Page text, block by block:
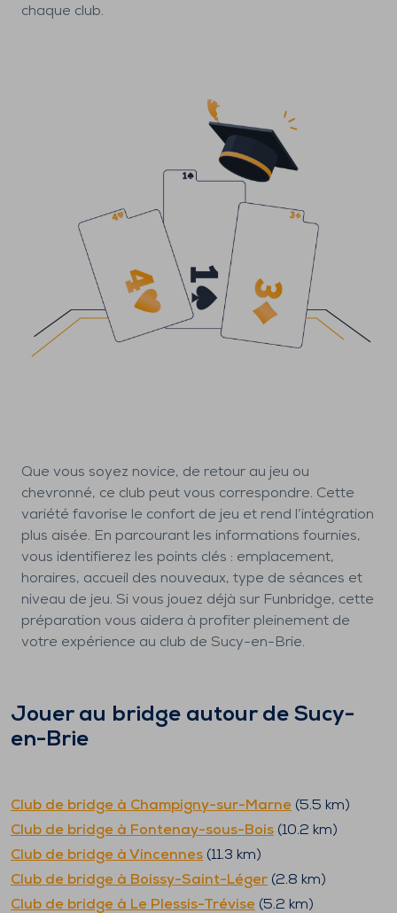
chaque club.
Que vous soyez novice, de retour au jeu ou
chevronné, ce club peut vous correspondre. Cette
variété favorise le confort de jeu et rend l’intégration
plus aisée. En parcourant les informations fournies,
vous identifierez les points clés : emplacement,
horaires, accueil des nouveaux, type de séances et
niveau de jeu. Si vous jouez déjà sur Funbridge, cette
préparation vous aidera à profiter pleinement de
votre expérience au club de Sucy-en-Brie.
Jouer au bridge autour de Sucy-
en-Brie
Club de bridge à Champigny-sur-Marne (5.5 km)
Club de bridge à Fontenay-sous-Bois (10.2 km)
Club de bridge à Vincennes (11.3 km)
Club de bridge à Boissy-Saint-Léger (2.8 km)
Club de bridge à Le Plessis-Trévise (5.2 km)